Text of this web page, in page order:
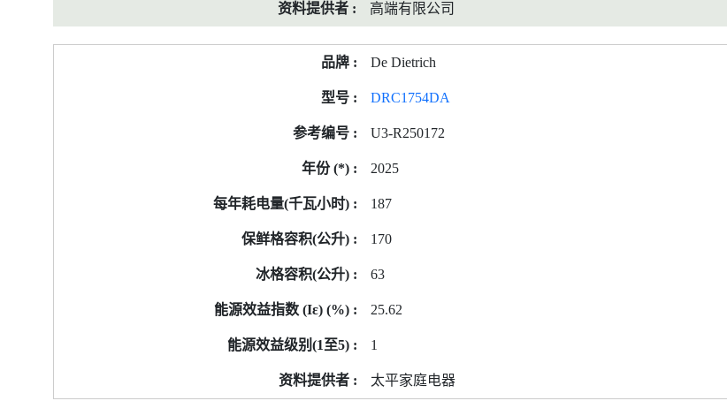
高端有限公司
De Dietrich
DRC1754DA
U3-R250172
2025
187
170
63
25.62
1
太平家庭电器